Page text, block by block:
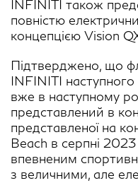
INFINITI також
повністю
концепцією Vision
Підтверджено, що
INFINITI
вже в наступному
представлений в
представленої на
Beach в серпні
впевненим
з величними, але